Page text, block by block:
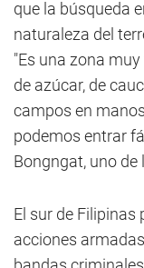
que la búsqueda
naturaleza del
"Es una zona
de azúcar, de
campos en
podemos entrar
Bongngat, uno de
El sur de Filipinas
acciones